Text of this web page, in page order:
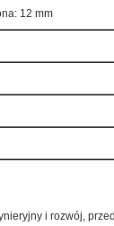
12 mm
i rozwój,